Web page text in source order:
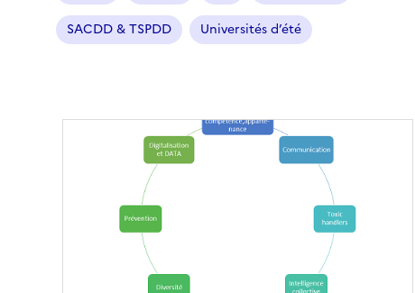
e
c
n
SACDD & TSPDD Universités d’été